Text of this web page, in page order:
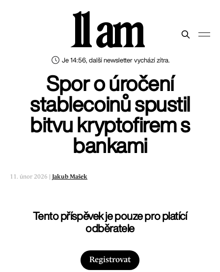
Je 14:56, další newsletter vychází zítra.
11 am
Spor o úročení
stablecoinů spustil
bitvu kryptofirem s
bankami
11. únor 2026 | Jakub Mašek
Tento příspěvek je pouze pro platící
odběratele
Registrovat